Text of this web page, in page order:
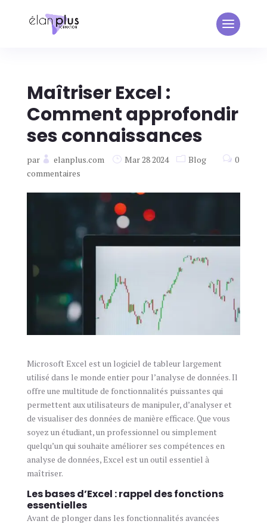
Maîtriser Excel :
Comment approfondir
ses connaissances
par elanplus.com Mar 28 2024 Blog
0
commentaires
Microsoft Excel est un logiciel de tableur largement
utilisé dans le monde entier pour l’analyse de données. Il
offre une multitude de fonctionnalités puissantes qui
permettent aux utilisateurs de manipuler, d’analyser et
de visualiser des données de manière efficace. Que vous
soyez un étudiant, un professionnel ou simplement
quelqu’un qui souhaite améliorer ses compétences en
analyse de données, Excel est un outil essentiel à
maîtriser.
Les bases d’Excel : rappel des fonctions
essentielles
Avant de plonger dans les fonctionnalités avancées